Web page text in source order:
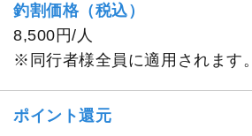
釣割価格（税込）
8,500円/人
※同行者様全員に適用されます。
ポイント還元